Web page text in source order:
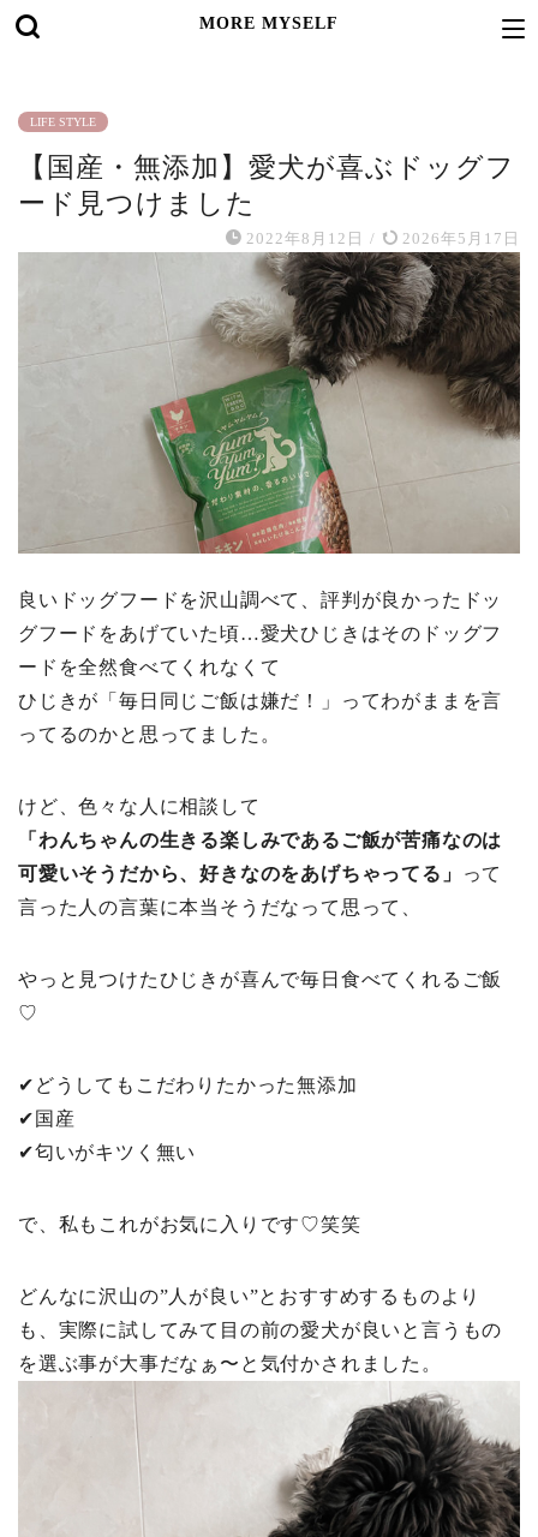
MORE MYSELF
LIFE STYLE
【国産・無添加】愛犬が喜ぶドッグフ
ード見つけました
2022年8月12日 / 2026年5月17日
良いドッグフードを沢山調べて、評判が良かったドッ
グフードをあげていた頃…愛犬ひじきはそのドッグフ
ードを全然食べてくれなくて
ひじきが「毎日同じご飯は嫌だ！」ってわがままを言
ってるのかと思ってました。
けど、色々な人に相談して
「わんちゃんの生きる楽しみであるご飯が苦痛なのは
可愛いそうだから、好きなのをあげちゃってる」
って
言った人の言葉に本当そうだなって思って、
やっと見つけたひじきが喜んで毎日食べてくれるご飯
♡
✔︎どうしてもこだわりたかった無添加
✔︎国産
✔︎匂いがキツく無い
で、私もこれがお気に入りです♡笑笑
どんなに沢山の”人が良い”とおすすめするものより
も、実際に試してみて目の前の愛犬が良いと言うもの
を選ぶ事が大事だなぁ〜と気付かされました。